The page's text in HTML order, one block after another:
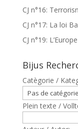
CJ n°16:
CJ n°17: La loi
CJ n°19:
Bijus
Catègorie /
Plein texte /